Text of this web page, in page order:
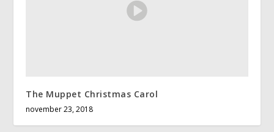
The Muppet Christmas Carol
november 23, 2018